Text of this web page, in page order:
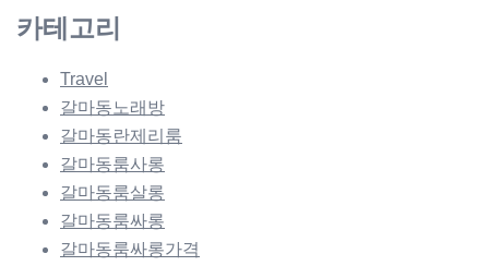
카테고리
Travel
갈마동노래방
갈마동란제리룸
갈마동룸사롱
갈마동룸살롱
갈마동룸싸롱
갈마동룸싸롱가격